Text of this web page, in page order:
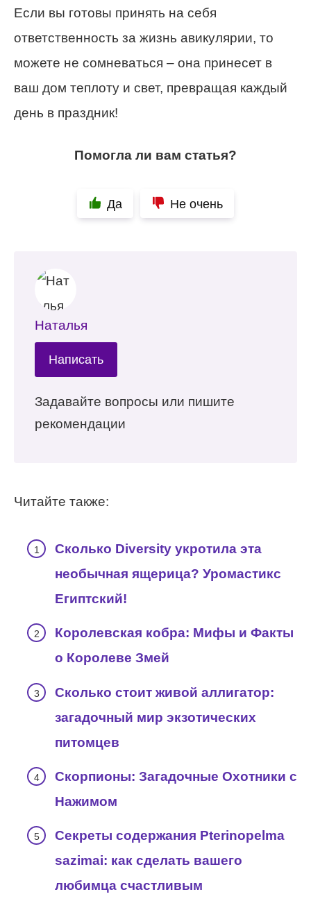
Если вы готовы принять на себя
ответственность за жизнь авикулярии, то
можете не сомневаться – она принесет в
ваш дом теплоту и свет, превращая каждый
день в праздник!
Помогла ли вам статья?
Да Не очень
Наталья
Написать
Задавайте вопросы или пишите
рекомендации
Читайте также:
Сколько Diversity укротила эта
необычная ящерица? Уромастикс
Египтский!
Королевская кобра: Мифы и Факты
о Королеве Змей
Сколько стоит живой аллигатор:
загадочный мир экзотических
питомцев
Скорпионы: Загадочные Охотники с
Нажимом
Секреты содержания Pterinopelma
sazimai: как сделать вашего
любимца счастливым